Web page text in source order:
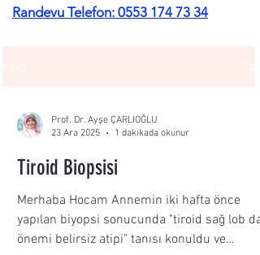
Randevu Telefon: 0553 174 73 34
Prof. Dr. Ayşe ÇARLIOĞLU
23 Ara 2025
1 dakikada okunur
Tiroid Biopsisi
Merhaba Hocam Annemin iki hafta önce
yapılan biyopsi sonucunda "tiroid sağ lob da
önemi belirsiz atipi" tanısı konuldu ve